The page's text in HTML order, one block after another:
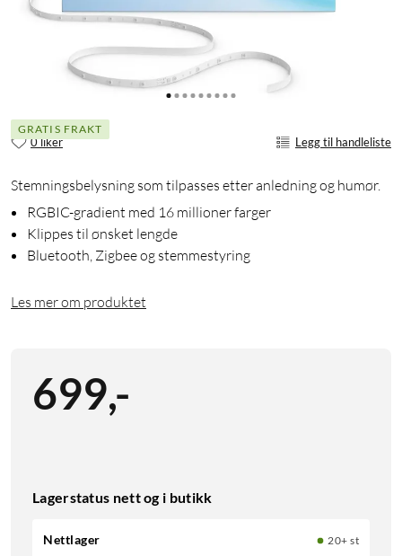
GRATIS FRAKT
0 liker Legg til handleliste
Stemningsbelysning som tilpasses etter anledning og humør.
RGBIC-gradient med 16 millioner farger
Klippes til ønsket lengde
Bluetooth, Zigbee og stemmestyring
Les mer om produktet
699,-
Lagerstatus nett og i butikk
Nettlager
20+ st